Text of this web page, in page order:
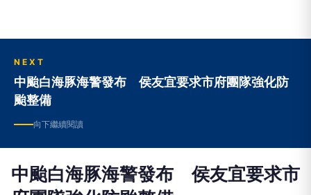
NEXT
中颱白海豚海警發布 侯友宜要求市府團隊強化防
颱整備
向下繼續閱讀
中颱白海豚海警發布 侯友宜要求市